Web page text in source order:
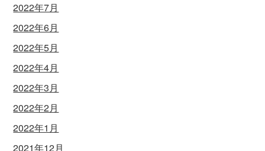
2022年7月
2022年6月
2022年5月
2022年4月
2022年3月
2022年2月
2022年1月
2021年12月